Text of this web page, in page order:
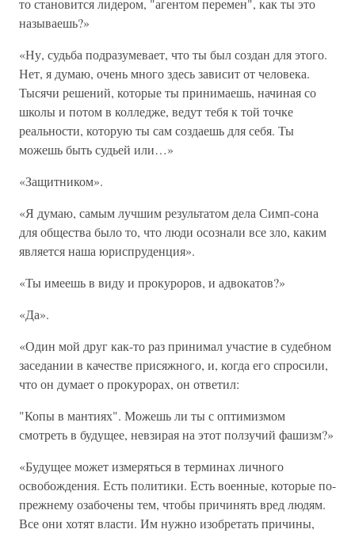
то становится лидером, "агентом перемен", как ты это
называешь?»
«Ну, судьба подразумевает, что ты был создан для этого.
Нет, я думаю, очень много здесь зависит от человека.
Тысячи решений, которые ты принимаешь, начиная со
школы и потом в колледже, ведут тебя к той точке
реальности, которую ты сам создаешь для себя. Ты
можешь быть судьей или…»
«Защитником».
«Я думаю, самым лучшим результатом дела Симп-сона
для общества было то, что люди осознали все зло, каким
является наша юриспруденция».
«Ты имеешь в виду и прокуроров, и адвокатов?»
«Да».
«Один мой друг как-то раз принимал участие в судебном
заседании в качестве присяжного, и, когда его спросили,
что он думает о прокурорах, он ответил:
"Копы в мантиях". Можешь ли ты с оптимизмом
смотреть в будущее, невзирая на этот ползучий фашизм?»
«Будущее может измеряться в терминах личного
освобождения. Есть политики. Есть военные, которые по-
прежнему озабочены тем, чтобы причинять вред людям.
Все они хотят власти. Им нужно изобретать причины,